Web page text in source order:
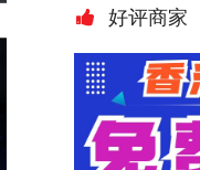
好评商家